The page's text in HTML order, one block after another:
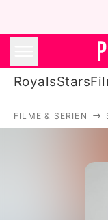
RoyalsStars
FILME & SERIEN